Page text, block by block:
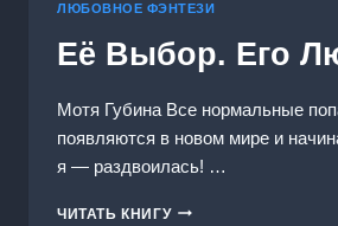
ЛЮБОВНОЕ ФЭНТЕЗИ
Её Выбор. Его
Мотя Губина Все нормальные
появляются в новом мире и
я — раздвоилась! …
ЧИТАТЬ КНИГУЕЁ